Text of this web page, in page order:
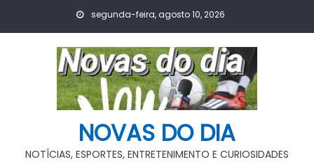
segunda-feira, agosto 10, 2026
NOVAS DO DIA
NOTÍCIAS, ESPORTES, ENTRETENIMENTO E CURIOSIDADES